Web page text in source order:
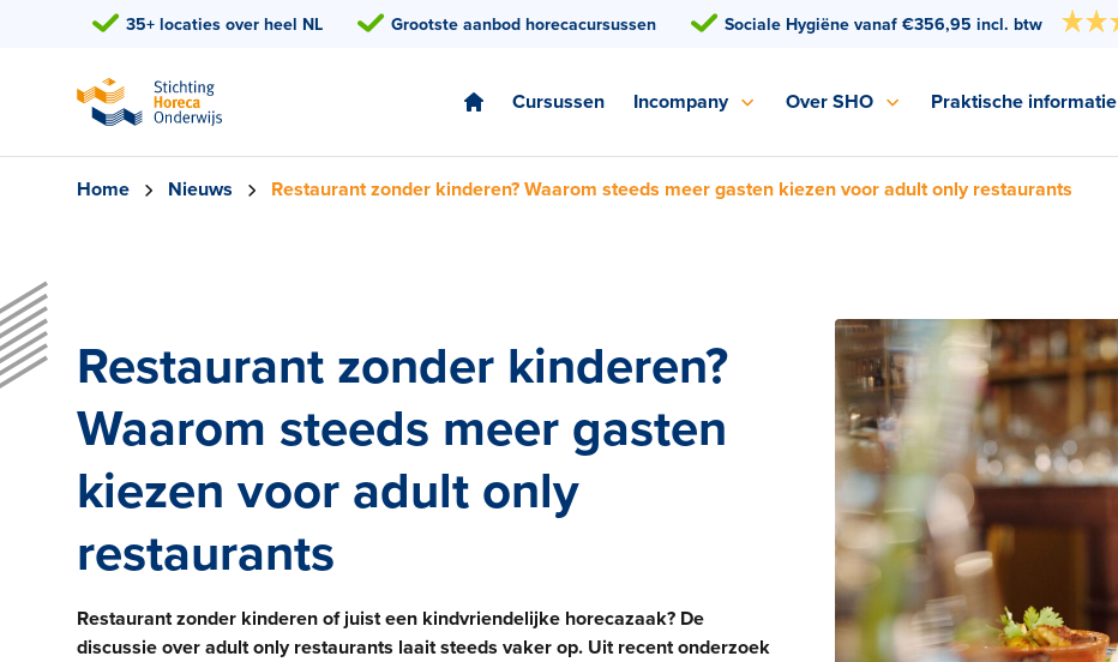
35+ locaties over heel NL Grootste aanbod horecacursussen Sociale Hygiëne vanaf €356,95 incl. btw
Cursussen Incompany Over SHO Praktische informatie
Home Nieuws Restaurant zonder kinderen? Waarom steeds meer gasten kiezen voor adult only restaurants
Restaurant zonder kinderen?
Waarom steeds meer gasten
kiezen voor adult only
restaurants
Restaurant zonder kinderen of juist een kindvriendelijke horecazaak? De
discussie over adult only restaurants laait steeds vaker op. Uit recent onderzoek